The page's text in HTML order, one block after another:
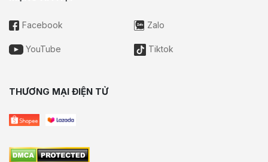
Facebook Zalo
YouTube Tiktok
THƯƠNG MẠI ĐIỆN TỬ